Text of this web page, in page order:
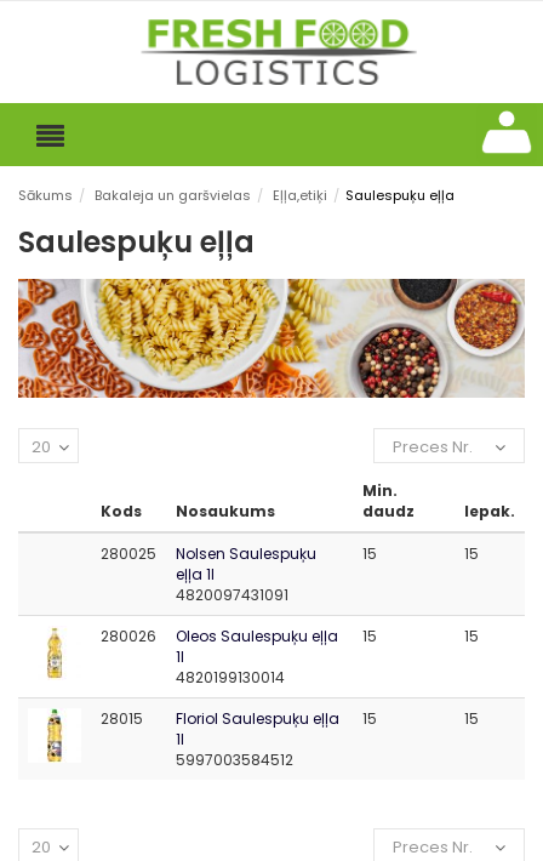
Sākums / Bakaleja un garšvielas / Eļļa,etiķi / Saulespuķu eļļa
Saulespuķu eļļa
Preces Nr.
20
Kods Nosaukums
Min.
daudz
Iepak.
280025
Nolsen Saulespuķu
eļļa 1l
4820097431091
15 15
280026
Oleos Saulespuķu eļļa
1l
4820199130014
15 15
28015
Floriol Saulespuķu eļļa
1l
5997003584512
15 15
Preces Nr.
20